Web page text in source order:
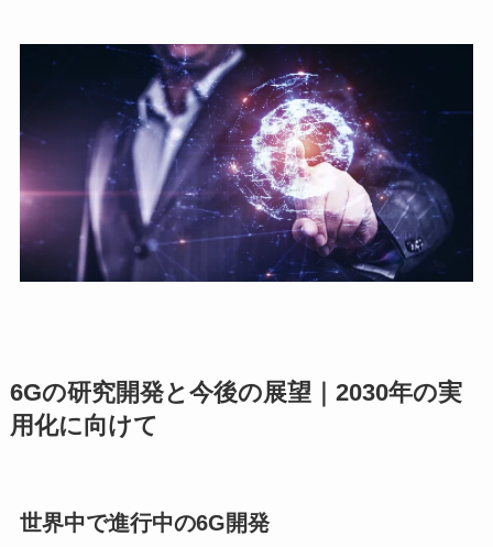
6Gの研究開発と今後の展望｜2030年の実
用化に向けて
世界中で進行中の6G開発